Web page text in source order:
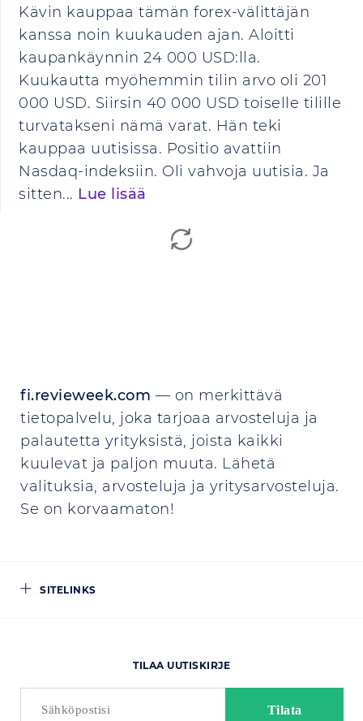
Kävin kauppaa tämän forex-välittäjän
kanssa noin kuukauden ajan. Aloitti
kaupankäynnin 24 000 USD:lla.
Kuukautta myöhemmin tilin arvo oli 201
000 USD. Siirsin 40 000 USD toiselle tilille
turvatakseni nämä varat. Hän teki
kauppaa uutisissa. Positio avattiin
Nasdaq-indeksiin. Oli vahvoja uutisia. Ja
sitten... Lue lisää
fi.revieweek.com — on merkittävä
tietopalvelu, joka tarjoaa arvosteluja ja
palautetta yrityksistä, joista kaikki
kuulevat ja paljon muuta. Lähetä
valituksia, arvosteluja ja yritysarvosteluja.
Se on korvaamaton!
SITELINKS
TILAA UUTISKIRJE